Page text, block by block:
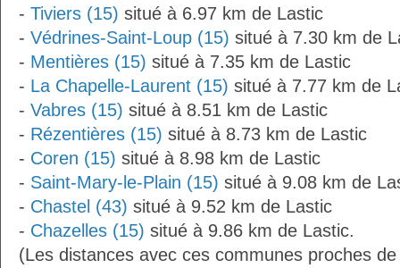
- Tiviers (15) situé à 6.97 km de Lastic
- Védrines-Saint-Loup (15) situé à 7.30 km de
- Mentières (15) situé à 7.35 km de Lastic
- La Chapelle-Laurent (15) situé à 7.77 km de
- Vabres (15) situé à 8.51 km de Lastic
- Rézentières (15) situé à 8.73 km de Lastic
- Coren (15) situé à 8.98 km de Lastic
- Saint-Mary-le-Plain (15) situé à 9.08 km de
- Chastel (43) situé à 9.52 km de Lastic
- Chazelles (15) situé à 9.86 km de Lastic.
(Les distances avec ces communes proches